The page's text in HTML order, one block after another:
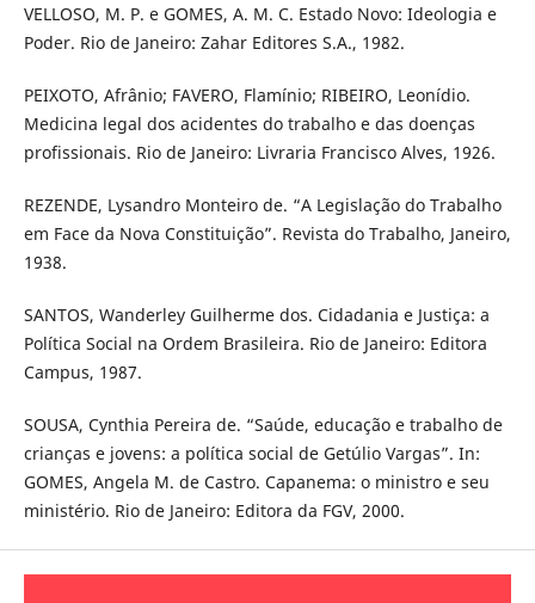
VELLOSO, M. P. e GOMES, A. M. C. Estado Novo: Ideologia e
Poder. Rio de Janeiro: Zahar Editores S.A., 1982.
PEIXOTO, Afrânio; FAVERO, Flamínio; RIBEIRO, Leonídio.
Medicina legal dos acidentes do trabalho e das doenças
profissionais. Rio de Janeiro: Livraria Francisco Alves, 1926.
REZENDE, Lysandro Monteiro de. “A Legislação do Trabalho
em Face da Nova Constituição”. Revista do Trabalho, Janeiro,
1938.
SANTOS, Wanderley Guilherme dos. Cidadania e Justiça: a
Política Social na Ordem Brasileira. Rio de Janeiro: Editora
Campus, 1987.
SOUSA, Cynthia Pereira de. “Saúde, educação e trabalho de
crianças e jovens: a política social de Getúlio Vargas”. In:
GOMES, Angela M. de Castro. Capanema: o ministro e seu
ministério. Rio de Janeiro: Editora da FGV, 2000.